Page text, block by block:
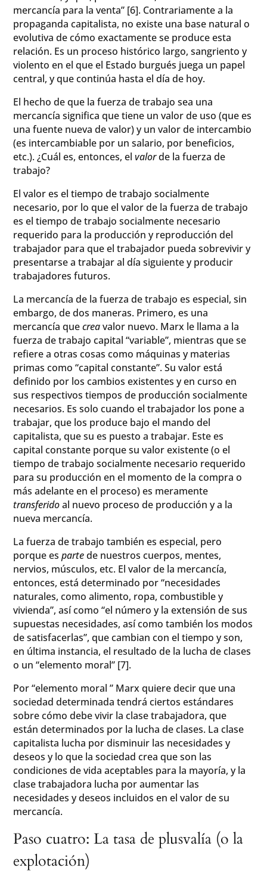
mercancía para la venta” [6]. Contrariamente a la
propaganda capitalista, no existe una base natural o
evolutiva de cómo exactamente se produce esta
relación. Es un proceso histórico largo, sangriento y
violento en el que el Estado burgués juega un papel
central, y que continúa hasta el día de hoy.
El hecho de que la fuerza de trabajo sea una
mercancía significa que tiene un valor de uso (que es
una fuente nueva de valor) y un valor de intercambio
(es intercambiable por un salario, por beneficios,
etc.). ¿Cuál es, entonces, elvalorde la fuerza de
trabajo?
El valor es el tiempo de trabajo socialmente
necesario, por lo que el valor de la fuerza de trabajo
es el tiempo de trabajo socialmente necesario
requerido para la producción y reproducción del
trabajador para que el trabajador pueda sobrevivir y
presentarse a trabajar al día siguiente y producir
trabajadores futuros.
La mercancía de la fuerza de trabajo es especial, sin
embargo, de dos maneras. Primero, es una
mercancía quecreavalor nuevo. Marx le llama a la
fuerza de trabajo capital “variable”, mientras que se
refiere a otras cosas como máquinas y materias
primas como “capital constante”. Su valor está
definido por los cambios existentes y en curso en
sus respectivos tiempos de producción socialmente
necesarios. Es solo cuando el trabajador los pone a
trabajar, que los produce bajo el mando del
capitalista, que su es puesto a trabajar. Este es
capital constante porque su valor existente (o el
tiempo de trabajo socialmente necesario requerido
para su producción en el momento de la compra o
más adelante en el proceso) es meramente
transferidoal nuevo proceso de producción y a la
nueva mercancía.
La fuerza de trabajo también es especial, pero
porque espartede nuestros cuerpos, mentes,
nervios, músculos, etc. El valor de la mercancía,
entonces, está determinado por “necesidades
naturales, como alimento, ropa, combustible y
vivienda”, así como “el número y la extensión de sus
supuestas necesidades, así como también los modos
de satisfacerlas”, que cambian con el tiempo y son,
en última instancia, el resultado de la lucha de clases
o un “elemento moral” [7].
Por “elemento moral ” Marx quiere decir que una
sociedad determinada tendrá ciertos estándares
sobre cómo debe vivir la clase trabajadora, que
están determinados por la lucha de clases. La clase
capitalista lucha por disminuir las necesidades y
deseos y lo que la sociedad crea que son las
condiciones de vida aceptables para la mayoría, y la
clase trabajadora lucha por aumentar las
necesidades y deseos incluidos en el valor de su
mercancía.
Paso cuatro: La tasa de plusvalía (o la
explotación)